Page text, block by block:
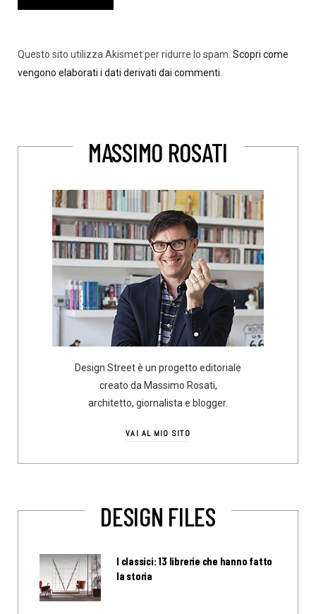
Questo sito utilizza Akismet per ridurre lo spam. Scopri come
vengono elaborati i dati derivati dai commenti.
MASSIMO ROSATI
Design Street è un progetto editoriale
creato da Massimo Rosati,
architetto, giornalista e blogger.
VAI AL MIO SITO
DESIGN FILES
I classici: 13 librerie che hanno fatto
la storia